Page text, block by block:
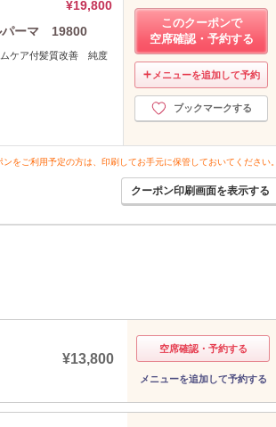
¥19,800
パーマ 19800
ケア付髪質改善 純度
このクーポンで
空席確認・予約する
メニューを追加して予約
ブックマークする
をご利用予定の方は、印刷してお手元に保管しておいてください。
クーポン印刷画面を表示する
¥13,800
空席確認・予約する
メニューを追加して予約する